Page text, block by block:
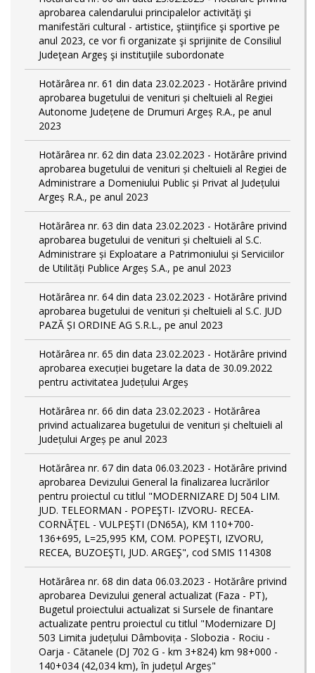
aprobarea calendarului principalelor activităţi şi
manifestări cultural - artistice, ştiinţifice şi sportive pe
anul 2023, ce vor fi organizate şi sprijinite de Consiliul
Judeţean Argeş şi instituţiile subordonate
Hotărârea nr. 61 din data 23.02.2023 - Hotărâre privind
aprobarea bugetului de venituri și cheltuieli al Regiei
Autonome Județene de Drumuri Argeș R.A., pe anul
2023
Hotărârea nr. 62 din data 23.02.2023 - Hotărâre privind
aprobarea bugetului de venituri și cheltuieli al Regiei de
Administrare a Domeniului Public și Privat al Județului
Argeș R.A., pe anul 2023
Hotărârea nr. 63 din data 23.02.2023 - Hotărâre privind
aprobarea bugetului de venituri și cheltuieli al S.C.
Administrare și Exploatare a Patrimoniului și Serviciilor
de Utilități Publice Argeș S.A., pe anul 2023
Hotărârea nr. 64 din data 23.02.2023 - Hotărâre privind
aprobarea bugetului de venituri și cheltuieli al S.C. JUD
PAZĂ ȘI ORDINE AG S.R.L., pe anul 2023
Hotărârea nr. 65 din data 23.02.2023 - Hotărâre privind
aprobarea execuției bugetare la data de 30.09.2022
pentru activitatea Județului Argeș
Hotărârea nr. 66 din data 23.02.2023 - Hotărârea
privind actualizarea bugetului de venituri și cheltuieli al
Județului Argeș pe anul 2023
Hotărârea nr. 67 din data 06.03.2023 - Hotărâre privind
aprobarea Devizului General la finalizarea lucrărilor
pentru proiectul cu titlul "MODERNIZARE DJ 504 LIM.
JUD. TELEORMAN - POPEŞTI- IZVORU- RECEA-
CORNĂŢEL - VULPEŞTI (DN65A), KM 110+700-
136+695, L=25,995 KM, COM. POPEŞTI, IZVORU,
RECEA, BUZOEŞTI, JUD. ARGEŞ", cod SMIS 114308
Hotărârea nr. 68 din data 06.03.2023 - Hotărâre privind
aprobarea Devizului general actualizat (Faza - PT),
Bugetul proiectului actualizat si Sursele de finantare
actualizate pentru proiectul cu titlul "Modernizare DJ
503 Limita județului Dâmbovița - Slobozia - Rociu -
Oarja - Cătanele (DJ 702 G - km 3+824) km 98+000 -
140+034 (42,034 km), în județul Argeș"